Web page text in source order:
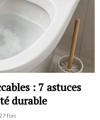
: 7 astuces
durable
fois